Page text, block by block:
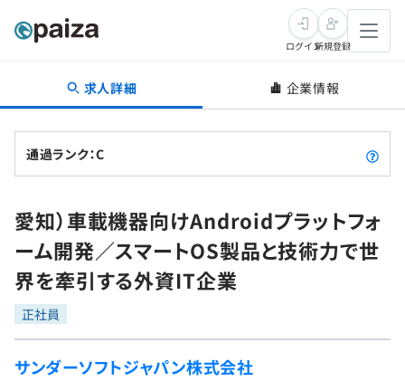
転職・キャリア
転職成功ガイド
転職エージェント
インタビュー
転職成功ガイド
新卒就活
求人検索
本選考
インターン
新卒エージェント
学習
問題集
4択課題
プログラミング言語
ゲーム・マンガ
ログイン新規登録
求人詳細 企業情報
通過ランク：C
愛知）車載機器向けAndroidプラットフォ
ーム開発／スマートOS製品と技術力で世
界を牽引する外資IT企業
正社員
サンダーソフトジャパン株式会社